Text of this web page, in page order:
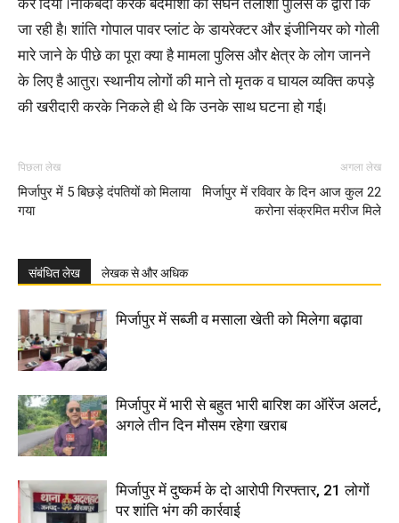
जा रही है। शांति गोपाल पावर प्लांट के डायरेक्टर और इंजीनियर को गोली
मारे जाने के पीछे का पूरा क्या है मामला पुलिस और क्षेत्र के लोग जानने
के लिए है आतुर। स्थानीय लोगों की माने तो मृतक व घायल व्यक्ति कपड़े
की खरीदारी करके निकले ही थे कि उनके साथ घटना हो गई।
पिछला लेख
मिर्जापुर में 5 बिछड़े दंपतियों को मिलाया
गया
अगला लेख
मिर्जापुर में रविवार के दिन आज कुल 22
करोना संक्रमित मरीज मिले
संबंधित लेख लेखक से और अधिक
मिर्जापुर में सब्जी व मसाला खेती को मिलेगा बढ़ावा
मिर्जापुर में भारी से बहुत भारी बारिश का ऑरेंज अलर्ट,
अगले तीन दिन मौसम रहेगा खराब
मिर्जापुर में दुष्कर्म के दो आरोपी गिरफ्तार, 21 लोगों
पर शांति भंग की कार्रवाई